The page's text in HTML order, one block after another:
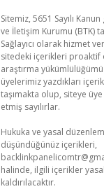
Sitemiz, 5651 Sayılı
ve İletişim Kurumu (BTK)
Sağlayıcı olarak hizmet
sitedeki içerikleri proaktif
araştırma
üyelerimiz yazdıkları
taşımakta olup, siteye
etmiş sayılırlar.
Hukuka ve yasal
düşündüğünüz içerikleri,
halinde, ilgili içerikler
kaldırılacaktır.